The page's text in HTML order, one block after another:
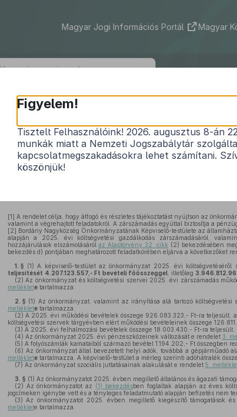
Magyar Jogi Információs Portál Magyar
Bordány Nagyközség
testületének 7/2026. (V.
Bordány Nagyközség
[1] A rendelet célja, hogy átfogó és részletes tájékoztatást nyújtson az
valamint a végrehajtott feladatokról. A zárszámadás egyúttal biztosítja a
[2] Bordány Nagyközség Önkormányzatának Képviselő-testülete az
alapján a 2025. évi költségvetési gazdálkodás zárszámadásáról,
hozzájárulások elszámolásárólaz Alaptörvény 32. cikk (2) bekezdésében
bekezdés d) pontjában meghatározott feladatkörében eljárva a következőket
1. § (1) A képviselő-testület az önkormányzat 2025. évi költségvetéséről
teljesítését 4.207.123.557,- Ft bevételi főösszeggel, illetőleg
(2) Az önkormányzat és költségvetési szervei 2025. évi zárszámadás
mellékletetartalmazza.
2. § (1) Az önkormányzat, valamint az irányítása alá tartozó
mellékletetartalmazza.
(2) A 2025. évi működési bevételek összege 926.083.323,- Ft-ra teljesült,
költségvetési szervek tárgyévben elért működési bevételeinek összege
(3) A 2025. évi felhalmozási bevételek összege 18.003.430,- Ft-ra teljesült.
(4) Az önkormányzat 2025. évi pénzeszközeinek változását e rendelet 3.
(5) A folyószámlák kamataiból származó bevétel 1.194.202,- Ft összegben
(6) Az önkormányzat által bevezetett helyi adók, továbbá a
mellékletetartalmazza. A képviselő-testület a mérleg szerinti adóhátralék
(7) Az önkormányzat szociális juttatásainak alakulását e rendelet 5.
3. § (1) Az önkormányzatot 2025. évben megillető általános és ágazati
(2) Az önkormányzatot az (1) bekezdésben foglaltak alapján az éves
jogcímeken igénybe vett és a tényleges feladatmutató alapján befizetés nem
(3) Az önkormányzatot 2025. évben megillető kiegészítő támogatások
melléklete tartalmazza.
Figyelem!
Tisztelt Felhasználóink! 2026. augusztus 8-án
munkák miatt a Nemzeti Jogszabálytár
kapcsolatmegszakadásokra lehet számítani.
köszönjük!